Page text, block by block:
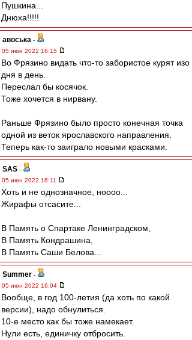
Пушкина...
Днюха!!!!!
авоська -
05 июн 2022 16:15
Во Фрязино видать что-то забористое курят изо
дня в день.
Переслал бы косячок.
Тоже хочется в нирвану.
Раньше Фрязино было просто конечная точка
одной из веток ярославского направления.
Теперь как-то заиграло новыми красками.
SAS -
05 июн 2022 16:11
Хоть и не однозначное, ноооо...
Жирафы отсасите...
В Память о Спартаке Ленинградском,
В Память Кондрашина,
В Память Саши Белова...
Summer -
05 июн 2022 16:04
Вообще, в год 100-летия (да хоть по какой
версии), надо обнулиться.
10-е место как бы тоже намекает.
Нули есть, единичку отбросить.